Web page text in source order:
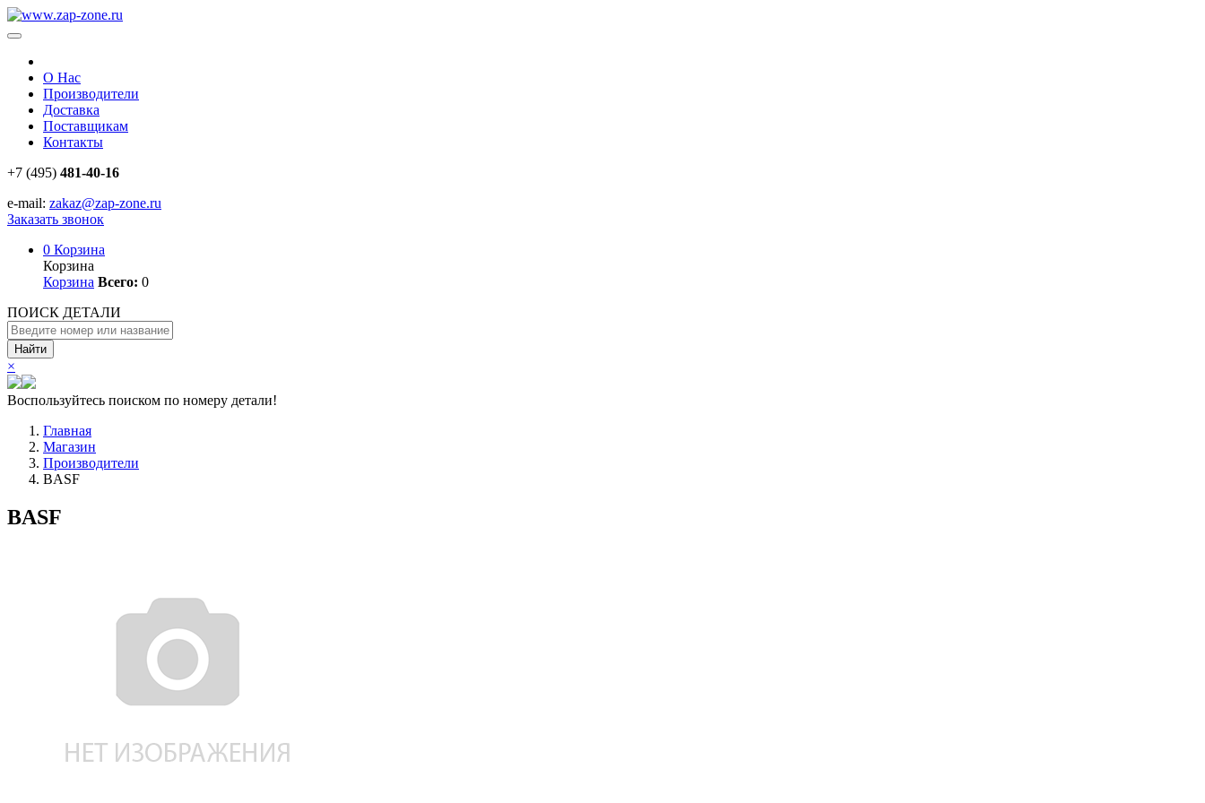
О Нас
Производители
Доставка
Поставщикам
Контакты
+7 (495) 481-40-16
e-mail: zakaz@zap-zone.ru
Заказать звонок
0 Корзина
Корзина
Корзина Всего: 0
ПОИСК ДЕТАЛИ
Найти
×
Воспользуйтесь поиском по номеру детали!
Главная
Магазин
Производители
BASF
BASF